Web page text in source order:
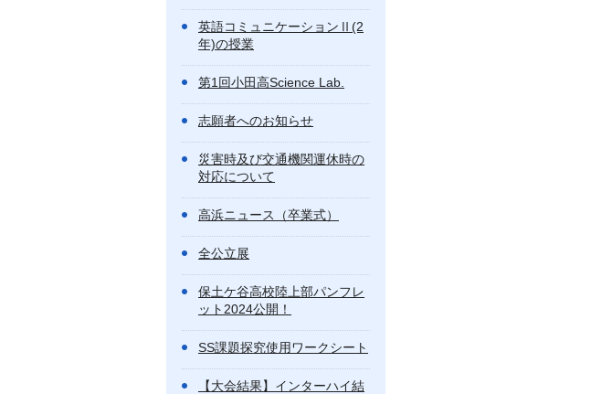
英語コミュニケーションⅡ(2
年)の授業
第1回小田高Science Lab.
志願者へのお知らせ
災害時及び交通機関運休時の
対応について
高浜ニュース（卒業式）
全公立展
保土ケ谷高校陸上部パンフレ
ット2024公開！
SS課題探究使用ワークシート
【大会結果】インターハイ結